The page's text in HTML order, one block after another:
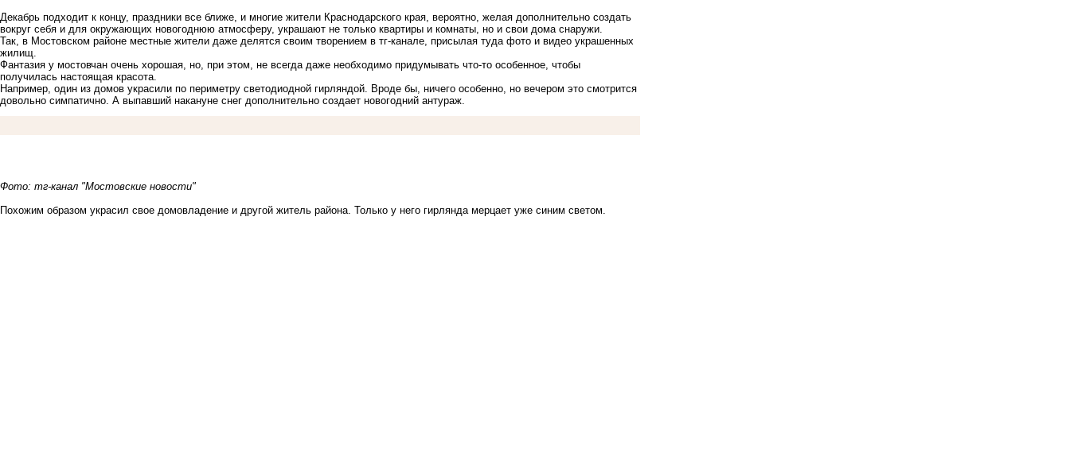
Декабрь подходит к концу, праздники все ближе, и многие жители Краснодарского края, вероятно, желая дополнительно создать
вокруг себя и для окружающих новогоднюю атмосферу, украшают не только квартиры и комнаты, но и свои дома снаружи.
Так, в Мостовском районе местные жители даже делятся своим творением в тг-канале, присылая туда фото и видео украшенных
жилищ.
Фантазия у мостовчан очень хорошая, но, при этом, не всегда даже необходимо придумывать что-то особенное, чтобы
получилась настоящая красота.
Например, один из домов украсили по периметру светодиодной гирляндой. Вроде бы, ничего особенно, но вечером это смотрится
довольно симпатично. А выпавший накануне снег дополнительно создает новогодний антураж.
Фото: тг-канал "Мостовские новости"
Похожим образом украсил свое домовладение и другой житель района. Только у него гирлянда мерцает уже синим светом.